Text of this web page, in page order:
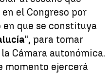
el Congreso por
que se constituya
", para tomar
Cámara autonómica.
momento ejercerá